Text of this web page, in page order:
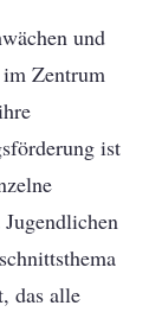
und
Zentrum
ist
das alle